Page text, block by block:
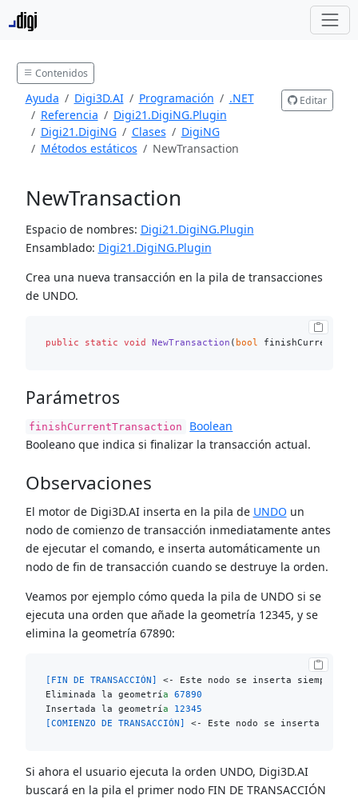
Contenidos
Ayuda Digi3D.AI Programación
.NET
Referencia
Digi21.DigiNG.Plugin
Digi21.DigiNG
Clases
DigiNG
Métodos estáticos
NewTransaction
Editar
NewTransaction
Espacio de nombres: Digi21.DigiNG.Plugin
Ensamblado: Digi21.DigiNG.Plugin
Crea una nueva transacción en la pila de transacciones
de UNDO.
public static void NewTransaction ( bool
Parámetros
finishCurrentTransaction
Boolean
Booleano que indica si finalizar la transacción actual.
Observaciones
El motor de Digi3D.AI inserta en la pila de UNDO un
nodo de comienzo de transacción inmediatamente antes
de ejecutar el comando, e inserta automáticamente un
nodo de fin de transacción cuando se destruye la orden.
Veamos por ejemplo cómo queda la pila de UNDO si se
ejecuta una orden que añade la geometría 12345, y se
elimina la geometría 67890:
[FIN DE TRANSACCIÓN]
<- Este nodo se inserta siempre
Eliminada la geometría
67890
Insertada la geometría
12345
[COMIENZO DE TRANSACCIÓN]
Si ahora el usuario ejecuta la orden UNDO, Digi3D.AI
buscará en la pila el primer nodo FIN DE TRANSACCIÓN